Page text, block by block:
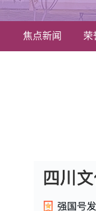
焦点新闻 荣